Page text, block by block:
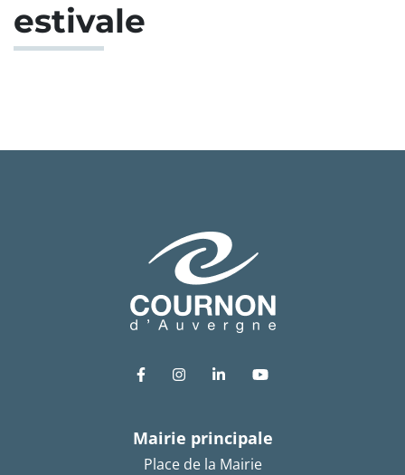
estivale
Lien vers le compte Facebook
Lien vers le compte Instagram
Lien vers le compte
Lien vers la
Mairie principale
Place de la Mairie